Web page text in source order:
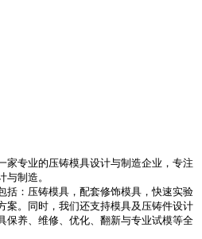
家专业的压铸模具设计与制造企业，专注
制造。
括：压铸模具，配套修饰模具，快速实验
案。同时，我们还支持模具及压铸件设计
保养、维修、优化、翻新与专业试模等全